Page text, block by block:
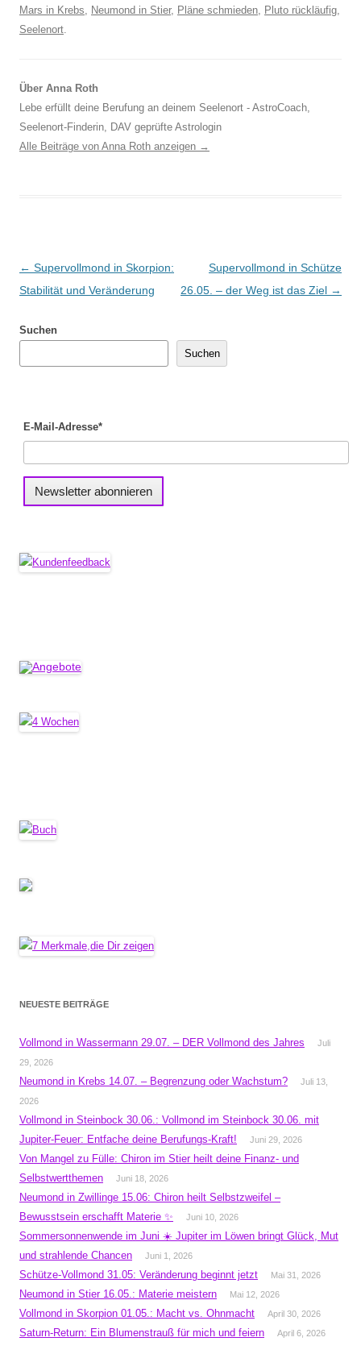
Mars in Krebs, Neumond in Stier, Pläne schmieden, Pluto rückläufig,
Seelenort.
Über Anna Roth
Lebe erfüllt deine Berufung an deinem Seelenort - AstroCoach,
Seelenort-Finderin, DAV geprüfte Astrologin
Alle Beiträge von Anna Roth anzeigen →
Beitragsnavigation
← Supervollmond in Skorpion:
Stabilität und Veränderung
Supervollmond in Schütze
26.05. – der Weg ist das Ziel →
Suchen
Suchen
E-Mail-Adresse*
NEUESTE BEITRÄGE
Vollmond in Wassermann 29.07. – DER Vollmond des Jahres
Juli
29, 2026
Neumond in Krebs 14.07. – Begrenzung oder Wachstum?
Juli 13,
2026
Vollmond in Steinbock 30.06.: Vollmond im Steinbock 30.06. mit
Jupiter-Feuer: Entfache deine Berufungs-Kraft!
Juni 29, 2026
Von Mangel zu Fülle: Chiron im Stier heilt deine Finanz- und
Selbstwertthemen
Juni 18, 2026
Neumond in Zwillinge 15.06: Chiron heilt Selbstzweifel –
Bewusstsein erschafft Materie ✨
Juni 10, 2026
Sommersonnenwende im Juni ☀️ Jupiter im Löwen bringt Glück, Mut
und strahlende Chancen
Juni 1, 2026
Schütze-Vollmond 31.05: Veränderung beginnt jetzt Mai 31, 2026
Neumond in Stier 16.05.: Materie meistern Mai 12, 2026
Vollmond in Skorpion 01.05.: Macht vs. Ohnmacht April 30, 2026
Saturn-Return: Ein Blumenstrauß für mich und feiern April 6, 2026